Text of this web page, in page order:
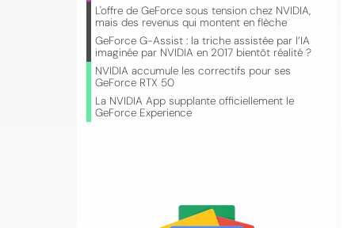
L'offre de GeForce sous tension chez NVIDIA,
mais des revenus qui montent en flèche
GeForce G-Assist : la triche assistée par l’IA
imaginée par NVIDIA en 2017 bientôt réalité ?
NVIDIA accumule les correctifs pour ses
GeForce RTX 50
La NVIDIA App supplante officiellement le
GeForce Experience